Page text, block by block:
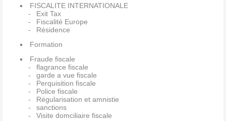
FISCALITE INTERNATIONALE
Exit Tax
Fiscalité Europe
Résidence
Formation
Fraude fiscale
flagrance fiscale
garde a vue fiscale
Perquisition fiscale
Police fiscale
Régularisation et amnistie
sanctions
Visite domciliaire fiscale